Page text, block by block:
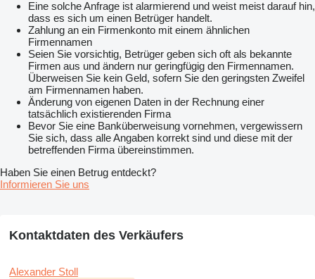
Eine solche Anfrage ist alarmierend und weist meist darauf hin,
dass es sich um einen Betrüger handelt.
Zahlung an ein Firmenkonto mit einem ähnlichen
Firmennamen
Seien Sie vorsichtig, Betrüger geben sich oft als bekannte
Firmen aus und ändern nur geringfügig den Firmennamen.
Überweisen Sie kein Geld, sofern Sie den geringsten Zweifel
am Firmennamen haben.
Änderung von eigenen Daten in der Rechnung einer
tatsächlich existierenden Firma
Bevor Sie eine Banküberweisung vornehmen, vergewissern
Sie sich, dass alle Angaben korrekt sind und diese mit der
betreffenden Firma übereinstimmen.
Haben Sie einen Betrug entdeckt?
Informieren Sie uns
Kontaktdaten des Verkäufers
Alexander Stoll